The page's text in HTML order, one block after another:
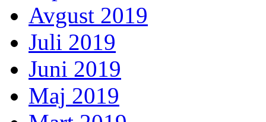
Avgust 2019
Juli 2019
Juni 2019
Maj 2019